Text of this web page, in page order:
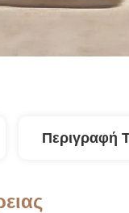
Περιγραφή